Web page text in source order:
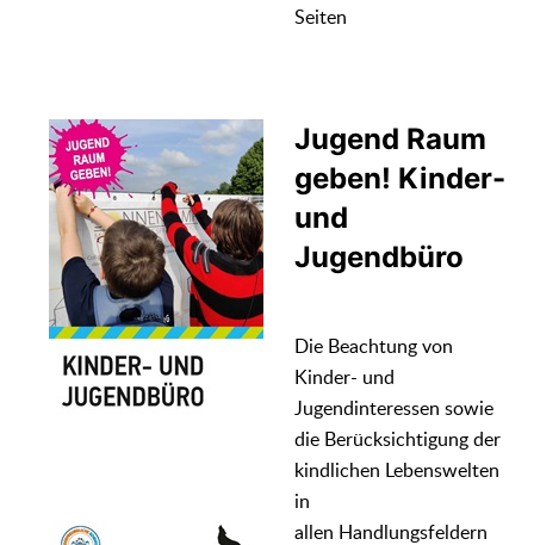
Seiten
Jugend Raum
geben! Kinder-
und
Jugendbüro
Die Beachtung von
Kinder- und
Jugendinteressen sowie
die Berücksichtigung der
kindlichen Lebenswelten
in
allen Handlungsfeldern